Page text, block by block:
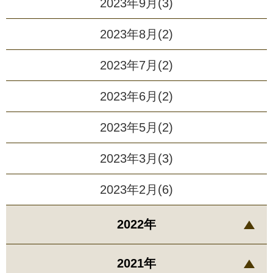
2023年9月(3)
2023年8月(2)
2023年7月(2)
2023年6月(2)
2023年5月(2)
2023年3月(3)
2023年2月(6)
2022年
2021年